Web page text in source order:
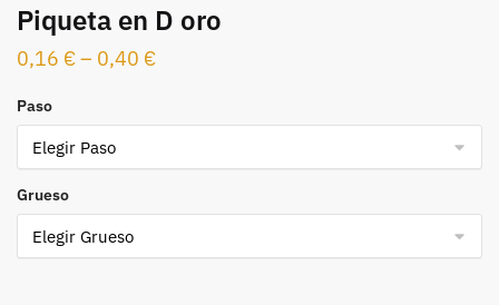
Piqueta en D oro
0,16 €– 0,40 €
Paso
Grueso